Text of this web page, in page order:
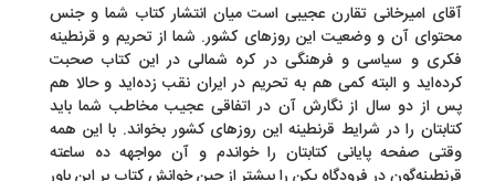
امیرخانی تقارن عجیبی است میان انتشار کتاب شما و جنس
آن و وضعیت این روزهای کشور. شما از تحریم و قرنطینه
و سیاسی و فرهنگی در کره شمالی در این کتاب صحبت
و البته کمی هم به تحریم در ایران نقب زده‌اید و حالا هم
از دو سال از نگارش آن در اتفاقی عجیب مخاطب شما باید
را در شرایط قرنطینه این روزهای کشور بخواند. با این همه
صفحه پایانی کتابتان را خواندم و آن مواجهه ده ساعته